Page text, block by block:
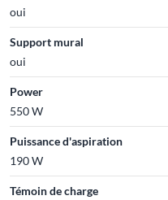
oui
Support mural
oui
Power
550 W
Puissance d'aspiration
190 W
Témoin de charge